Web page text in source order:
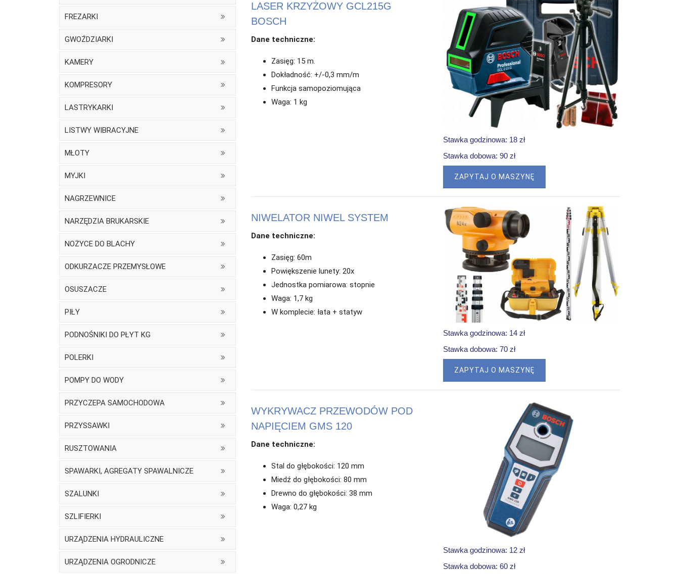
FREZARKI
GWOŹDZIARKI
KAMERY
KOMPRESORY
LASTRYKARKI
LISTWY WIBRACYJNE
MŁOTY
MYJKI
NAGRZEWNICE
NARZĘDZIA BRUKARSKIE
NOŻYCE DO BLACHY
ODKURZACZE PRZEMYSŁOWE
OSUSZACZE
PIŁY
PODNOŚNIKI DO PŁYT KG
POLERKI
POMPY DO WODY
PRZYCZEPA SAMOCHODOWA
PRZYSSAWKI
RUSZTOWANIA
SPAWARKI, AGREGATY SPAWALNICZE
SZALUNKI
SZLIFIERKI
URZĄDZENIA HYDRAULICZNE
URZĄDZENIA OGRODNICZE
LASER KRZYŻOWY GCL215G
BOSCH
Dane techniczne:
Zasięg: 15 m.
Dokładność: +/-0,3 mm/m
Funkcja samopoziomująca
Waga: 1 kg
Stawka godzinowa: 18 zł
Stawka dobowa: 90 zł
ZAPYTAJ O MASZYNĘ
NIWELATOR NIWEL SYSTEM
Dane techniczne:
Zasięg: 60m
Powiększenie lunety: 20x
Jednostka pomiarowa: stopnie
Waga: 1,7 kg
W komplecie: łata + statyw
Stawka godzinowa: 14 zł
Stawka dobowa: 70 zł
ZAPYTAJ O MASZYNĘ
WYKRYWACZ PRZEWODÓW POD
NAPIĘCIEM GMS 120
Dane techniczne:
Stal do głębokości: 120 mm
Miedź do głębokości: 80 mm
Drewno do głębokości: 38 mm
Waga: 0,27 kg
Stawka godzinowa: 12 zł
Stawka dobowa: 60 zł